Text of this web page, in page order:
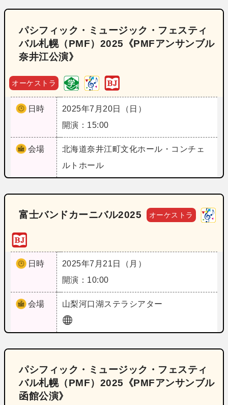
パシフィック・ミュージック・フェスティ
バル札幌（PMF）2025《PMFアンサンブル
奈井江公演》
オーケストラ
日時
2025年7月20日（日）
開演：15:00
会場 北海道奈井江町文化ホール・コンチェ
ルトホール
富士バンドカーニバル2025 オーケストラ
日時
2025年7月21日（月）
開演：10:00
会場 山梨河口湖ステラシアター
パシフィック・ミュージック・フェスティ
バル札幌（PMF）2025《PMFアンサンブル
函館公演》